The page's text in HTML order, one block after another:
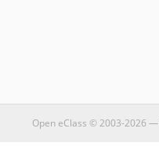
Open eClass © 2003-2026 —